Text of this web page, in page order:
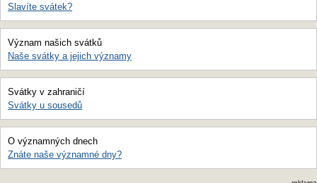
Slavíte svátek?
Význam našich svátků
Naše svátky a jejich významy
Svátky v zahraničí
Svátky u sousedů
O významných dnech
Znáte naše významné dny?